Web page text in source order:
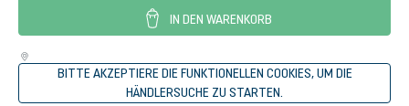
IN DEN WARENKORB
BITTE AKZEPTIERE DIE FUNKTIONELLEN COOKIES, UM DIE
HÄNDLERSUCHE ZU STARTEN.